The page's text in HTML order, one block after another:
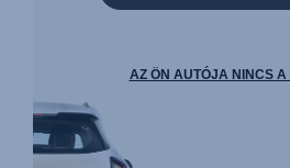
AZ ÖN AUTÓJA NINCS A